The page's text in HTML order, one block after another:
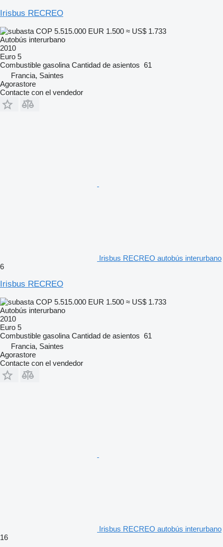
Irisbus RECREO
COP 5.515.000 EUR 1.500 ≈ US$ 1.733
Autobús interurbano
2010
Euro 5
Combustible gasolina Cantidad de asientos 61
Francia, Saintes
Agorastore
Contacte con el vendedor
Irisbus RECREO autobús interurbano
6
Irisbus RECREO
COP 5.515.000 EUR 1.500 ≈ US$ 1.733
Autobús interurbano
2010
Euro 5
Combustible gasolina Cantidad de asientos 61
Francia, Saintes
Agorastore
Contacte con el vendedor
Irisbus RECREO autobús interurbano
16